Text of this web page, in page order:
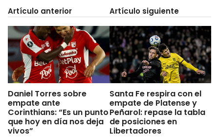
Artículo anterior
Daniel Torres sobre
empate ante
Corinthians: “Es un punto
que hoy en día nos deja
vivos”
Artículo siguiente
Santa Fe respira con el
empate de Platense y
Peñarol: repase la tabla
de posiciones en
Libertadores